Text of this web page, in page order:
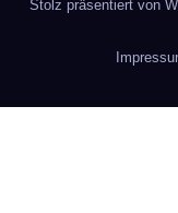
Stolz präsentiert von